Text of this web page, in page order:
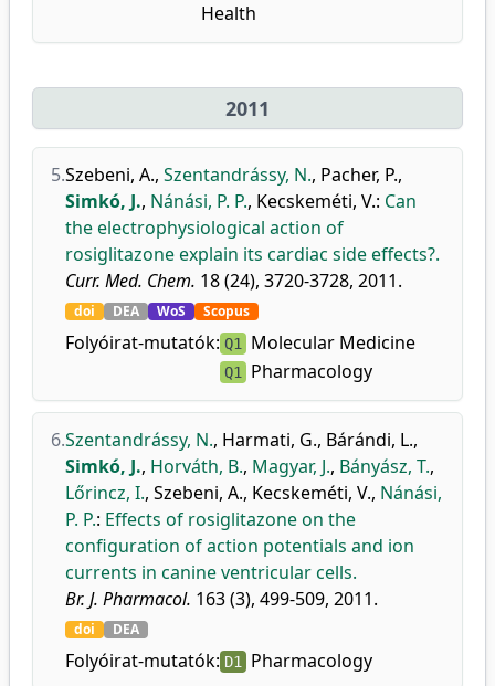
Health
2011
5.Szebeni, A., Szentandrássy, N., Pacher, P.,
Simkó, J., Nánási, P. P., Kecskeméti, V.: Can
the electrophysiological action of
rosiglitazone explain its cardiac side effects?.
Curr. Med. Chem. 18 (24), 3720-3728, 2011.
doi DEA WoS Scopus
Folyóirat-mutatók: Q1 Molecular Medicine
Q1 Pharmacology
6.Szentandrássy, N., Harmati, G., Bárándi, L.,
Simkó, J., Horváth, B., Magyar, J., Bányász, T.,
Lőrincz, I., Szebeni, A., Kecskeméti, V., Nánási,
P. P.: Effects of rosiglitazone on the
configuration of action potentials and ion
currents in canine ventricular cells.
Br. J. Pharmacol. 163 (3), 499-509, 2011.
doi DEA
Folyóirat-mutatók: D1 Pharmacology